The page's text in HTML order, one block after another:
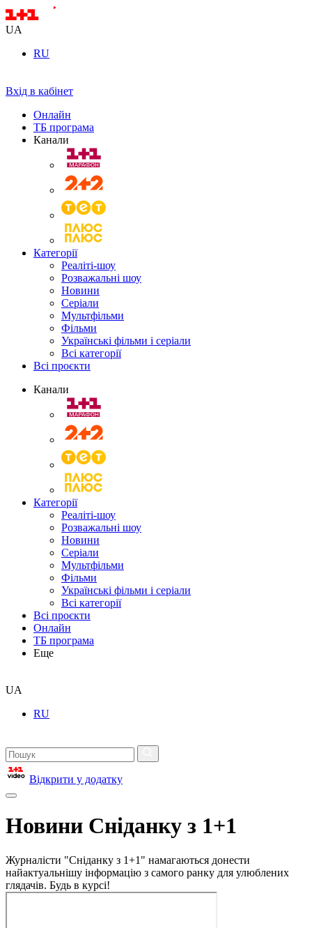
UA
RU
Вхід в кабінет
Онлайн
ТБ програма
Канали
Категорії
Реаліті-шоу
Розважальні шоу
Новини
Серіали
Мультфільми
Фільми
Українські фільми і серіали
Всі категорії
Всі проєкти
Канали
Категорії
Реаліті-шоу
Розважальні шоу
Новини
Серіали
Мультфільми
Фільми
Українські фільми і серіали
Всі категорії
Всі проєкти
Онлайн
ТБ програма
Еще
UA
RU
Відкрити у додатку
Новини Сніданку з 1+1
Журналісти "Сніданку з 1+1" намагаються донести
найактуальнішу інформацію з самого ранку для улюблених
глядачів. Будь в курсі!